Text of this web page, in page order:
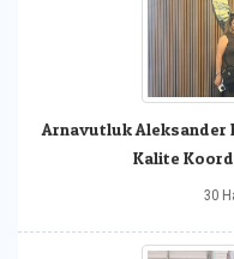
Arnavutluk Aleksander
Kalite
30